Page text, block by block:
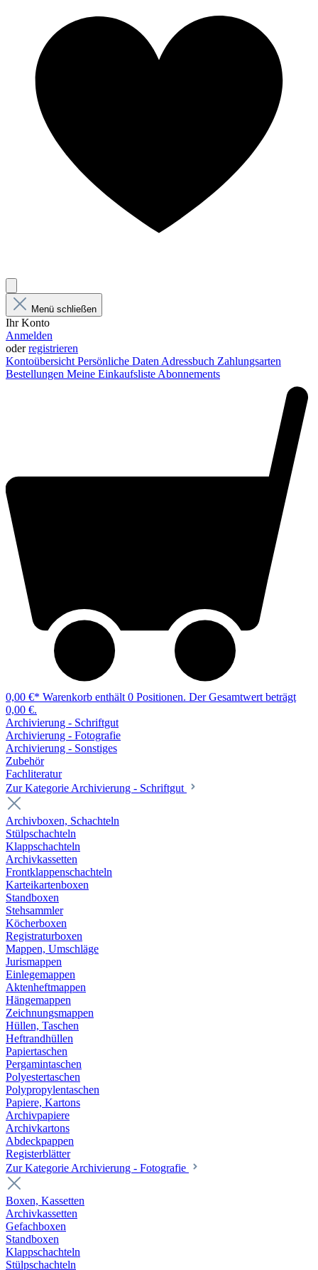
Menü schließen
Ihr Konto
Anmelden
oderregistrieren
Kontoübersicht Persönliche Daten Adressbuch Zahlungsarten
Bestellungen Meine Einkaufsliste Abonnements
0,00 €* Warenkorb enthält 0 Positionen. Der Gesamtwert beträgt
0,00 €.
Archivierung - Schriftgut
Archivierung - Fotografie
Archivierung - Sonstiges
Zubehör
Fachliteratur
Zur Kategorie Archivierung - Schriftgut
Archivboxen, Schachteln
Stülpschachteln
Klappschachteln
Archivkassetten
Frontklappenschachteln
Karteikartenboxen
Standboxen
Stehsammler
Köcherboxen
Registraturboxen
Mappen, Umschläge
Jurismappen
Einlegemappen
Aktenheftmappen
Hängemappen
Zeichnungsmappen
Hüllen, Taschen
Heftrandhüllen
Papiertaschen
Pergamintaschen
Polyestertaschen
Polypropylentaschen
Papiere, Kartons
Archivpapiere
Archivkartons
Abdeckpappen
Registerblätter
Zur Kategorie Archivierung - Fotografie
Boxen, Kassetten
Archivkassetten
Gefachboxen
Standboxen
Klappschachteln
Stülpschachteln